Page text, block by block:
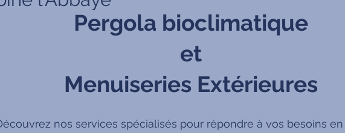
Pergola bioclimatique
et
Menuiseries Extérieures
nos services spécialisés pour répondre à vos besoins